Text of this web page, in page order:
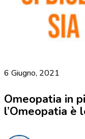
6 Giugno, 2021
Omeopatia in
l’Omeopatia è